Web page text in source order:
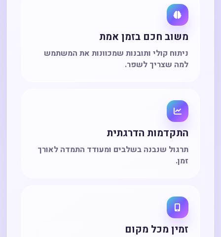
משוב חכם בזמן אמת
ניתוח קולי ותובנות שמכוונות את המשתמש
למה שצריך לשפר.
התקדמות הדרגתית
תרגול שנבנה בשלבים ומעודד התמדה לאורך
זמן.
זמין מכל מקום